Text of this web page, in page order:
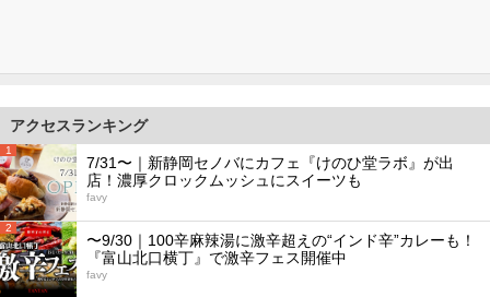
アクセスランキング
1
7/31〜｜新静岡セノバにカフェ『けのひ堂ラボ』が出
店！濃厚クロックムッシュにスイーツも
favy
2
〜9/30｜100辛麻辣湯に激辛超えの“インド辛”カレーも！
『富山北口横丁』で激辛フェス開催中
favy